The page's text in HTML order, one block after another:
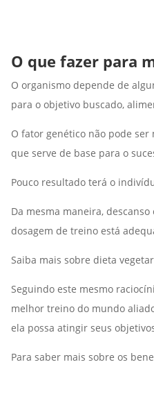
O que fazer para
O organismo depende de
para o objetivo buscado,
O fator genético não pode
que serve de base para o
Pouco resultado terá o
Da mesma maneira,
dosagem de treino está
Saiba mais sobre dieta
Seguindo este mesmo
melhor treino do mundo
ela possa atingir seus
Para saber mais sobre os